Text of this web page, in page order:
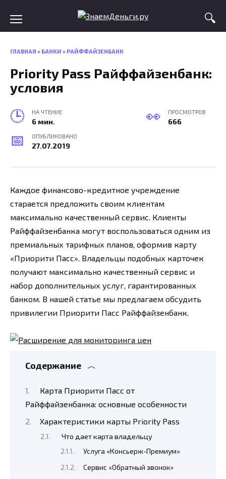
content
ГЛАВНАЯ » БАНКИ » РАЙФФАЙЗЕНБАНК
Priority Pass Райффайзенбанк:
условия
НА ЧТЕНИЕ
6 мин.
ПРОСМОТРОВ
666
ОПУБЛИКОВАНО
27.07.2019
Каждое финансово-кредитное учреждение
старается предложить своим клиентам
максимально качественный сервис. Клиенты
Райффайзенбанка могут воспользоваться одним из
премиальных тарифных планов, оформив карту
«Приорити Пасс». Владельцы подобных карточек
получают максимально качественный сервис и
набор дополнительных услуг, гарантированных
банком. В нашей статье мы предлагаем обсудить
привилегии Приорити Пасс Райффайзенбанк.
Содержание
Карта Приорити Пасс от
Райффайзенбанка: основные особенности
Характеристики карты Priority Pass
Что дает карта владельцу
Услуга «Консьерж-Премиум»
Сервис «Обратный звонок»